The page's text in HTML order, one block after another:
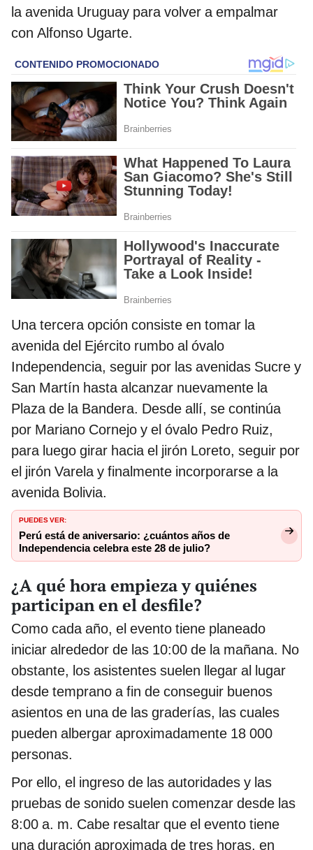
la avenida Uruguay para volver a empalmar
con Alfonso Ugarte.
Una tercera opción consiste en tomar la
avenida del Ejército rumbo al óvalo
Independencia, seguir por las avenidas Sucre y
San Martín hasta alcanzar nuevamente la
Plaza de la Bandera. Desde allí, se continúa
por Mariano Cornejo y el óvalo Pedro Ruiz,
para luego girar hacia el jirón Loreto, seguir por
el jirón Varela y finalmente incorporarse a la
avenida Bolivia.
PUEDES VER:
Perú está de aniversario: ¿cuántos años de
Independencia celebra este 28 de julio?
¿A qué hora empieza y quiénes
participan en el desfile?
Como cada año, el evento tiene planeado
iniciar alrededor de las 10:00 de la mañana. No
obstante, los asistentes suelen llegar al lugar
desde temprano a fin de conseguir buenos
asientos en una de las graderías, las cuales
pueden albergar aproximadamente 18 000
personas.
Por ello, el ingreso de las autoridades y las
pruebas de sonido suelen comenzar desde las
8:00 a. m. Cabe resaltar que el evento tiene
una duración aproximada de tres horas, en